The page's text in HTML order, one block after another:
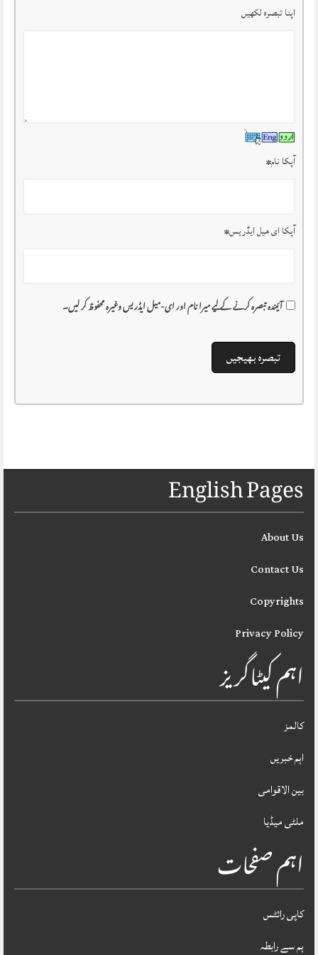
اپنا تبصرہ لکھیں
آپکا نام*
آپکا ای میل ایڈریس*
آئیندہ تبصرہ کرنے کے لیے میرا نام اور ای-میل ایڈریس وغیرہ محفوظ کر لیں۔
English Pages
About Us
Contact Us
Copyrights
Privacy Policy
اہم کیٹاگریز
کالمز
اہم خبریں
بین الاقوامی
ملٹی میڈیا
اہم صفحات
کاپی رائٹس
ہم سے رابطہ